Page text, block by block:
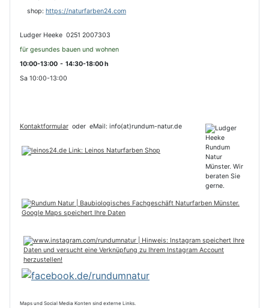
shop: https://naturfarben24.com
Ludger Heeke 0251 2007303
für gesundes bauen und wohnen
10:00-13:00 - 14:30-18:00 h
Sa 10:00-13:00
Kontaktformular oder eMail: info(at)rundum-natur.de
Maps und Social Media Konten sind externe Links.